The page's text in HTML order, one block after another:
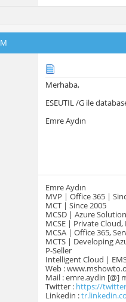
Merhaba,
ESEUTIL /G ile
Emre Aydın
Emre Aydın
MVP | Office 365 |
MCT | Since 2005
MCSD | Azure
MCSE | Private
MCSA | Office 365,
MCTS | Developing
P-Seller
Intelligent Cloud |
Web :
Mail : emre.aydin [@]
Twitter : https://
Linkedin :